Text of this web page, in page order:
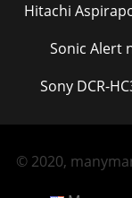
Hitachi
Sonic Alert
Sony DCR-
© 2020,